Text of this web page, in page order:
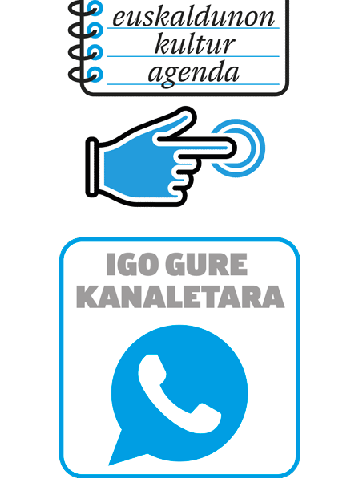
Webgune honek cookie propioak eta hirugarrenen cookie-
fitxategiak erabiltzen ditu. Zure esperientzia eta
zerbitzuak hobetzeko asmoz, cookie teknologiaz
baliatzen gara. Ohar hau onartuz gero, teknologia hori
erabiltzeko baimen esplizitua ematen diguzu.Gehiago